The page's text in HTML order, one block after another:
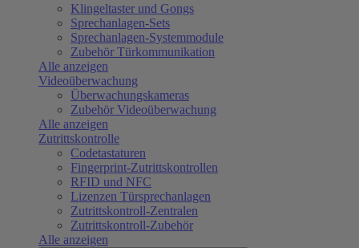
Klingeltaster und Gongs
Sprechanlagen-Sets
Sprechanlagen-Systemmodule
Zubehör Türkommunikation
Alle anzeigen
Videoüberwachung
Überwachungskameras
Zubehör Videoüberwachung
Alle anzeigen
Zutrittskontrolle
Codetastaturen
Fingerprint-Zutrittskontrollen
RFID und NFC
Lizenzen Türsprechanlagen
Zutrittskontroll-Zentralen
Zutrittskontroll-Zubehör
Alle anzeigen